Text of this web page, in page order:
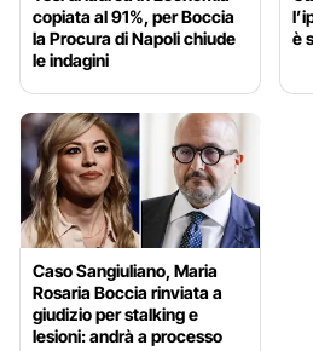
copiata al 91%, per Boccia
la Procura di Napoli chiude
le indagini
è
Caso Sangiuliano, Maria
Rosaria Boccia rinviata a
giudizio per stalking e
lesioni: andrà a processo